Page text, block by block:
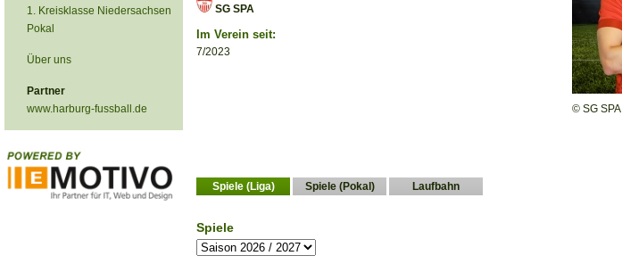
1. Kreisklasse Niedersachsen
Pokal
Über uns
Partner
www.harburg-fussball.de
© SG SPA
SG SPA
Im Verein seit:
7/2023
Spiele (Liga) Spiele (Pokal) Laufbahn
Spiele